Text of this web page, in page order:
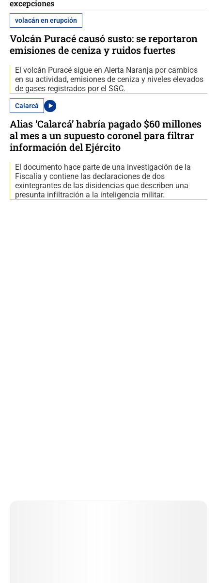
excepciones
volacán en erupción
Volcán Puracé causó susto: se reportaron
emisiones de ceniza y ruidos fuertes
El volcán Puracé sigue en Alerta Naranja por cambios
en su actividad, emisiones de ceniza y niveles elevados
de gases registrados por el SGC.
Calarcá
Alias ‘Calarcá’ habría pagado $60 millones
al mes a un supuesto coronel para filtrar
información del Ejército
El documento hace parte de una investigación de la
Fiscalía y contiene las declaraciones de dos
exintegrantes de las disidencias que describen una
presunta infiltración a la inteligencia militar.